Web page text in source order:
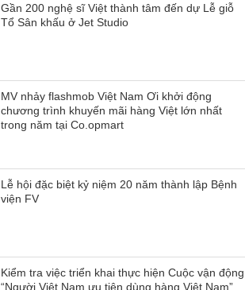
Gần 200 nghệ sĩ Việt thành tâm đến dự Lễ giỗ
Tổ Sân khấu ở Jet Studio
MV nhảy flashmob Việt Nam Ơi khởi động
chương trình khuyến mãi hàng Việt lớn nhất
trong năm tại Co.opmart
Lễ hội đặc biệt kỷ niệm 20 năm thành lập Bệnh
viện FV
Kiểm tra việc triển khai thực hiện Cuộc vận động
“Người Việt Nam ưu tiên dùng hàng Việt Nam”